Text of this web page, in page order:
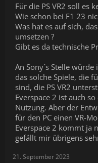
Für die PS VR2 soll es
Wie schon bei F1 23
Was hat es auf sich,
umsetzen ?
Gibt es da technische
An Sony´s Stelle
das solche Spiele, die
sind, die PS VR2
Everspace 2 ist auch
Nutzung. Aber der
für den PC einen VR-
Everspace 2 kommt ja
gefällt mir übrigens
21. September 2023